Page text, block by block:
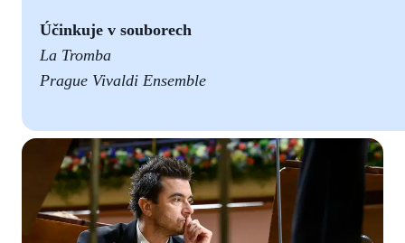
Účinkuje v souborech
La Tromba
Prague Vivaldi Ensemble